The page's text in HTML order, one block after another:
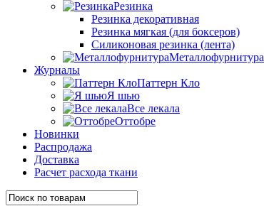
Резинка
Резинка декоративная
Резинка мягкая (для боксеров)
Силиконовая резинка (лента)
Металлофурнитура
Журналы
Паттерн Кло
Я шью
Все лекала
Оттобре
Новинки
Распродажа
Доставка
Расчет расхода ткани